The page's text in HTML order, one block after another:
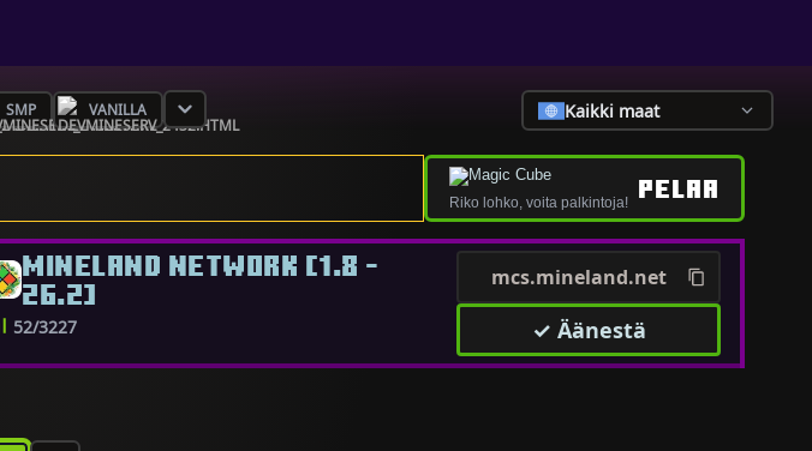
SMP VANILLA Kaikki maat
Riko lohko, voita palkintoja! PELAA
MINELAND NETWORK [1.8 -
26.2]
52/3227
mcs.mineland.net
✓ Äänestä